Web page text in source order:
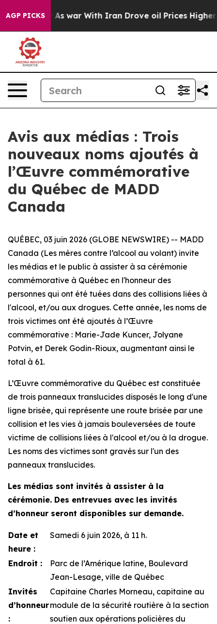
AGP PICKS
it Didn’t As war With Iran Drove oil Prices Higher,
Avis aux médias : Trois
nouveaux noms ajoutés à
l’Œuvre commémorative
du Québec de MADD
Canada
QUÉBEC, 03 juin 2026 (GLOBE NEWSWIRE) -- MADD
Canada (Les mères contre l’alcool au volant) invite
les médias et le public à assister à sa cérémonie
commémorative à Québec en l'honneur des
personnes qui ont été tuées dans des collisions liées à
l'alcool, et/ou aux drogues. Cette année, les noms de
trois victimes ont été ajoutés à l’Œuvre
commémorative : Marie-Jade Kuncer, Jolyane
Potvin, et Derek Godin-Rioux, augmentant ainsi le
total à 61.
L’Œuvre commémorative du Québec est constituée
de trois panneaux translucides disposés le long d'une
ligne brisée, qui représente une route brisée par une
collision et les vies à jamais bouleversées de toute
victime de collisions liées à l'alcool et/ou à la drogue.
Les noms des victimes sont gravés sur l'un des
panneaux translucides.
Les médias sont invités à assister à la
cérémonie. Des entrevues avec les invités
d’honneur seront disponibles sur demande.
Date et
heure :
Samedi 6 juin 2026, à 11 h.
Endroit :
Parc de l’Amérique latine, Boulevard
Jean-Lesage, ville de Québec
Invités
d’honneur
:
Capitaine Charles Morneau, capitaine au
module de la sécurité routière à la section
soutien aux opérations policières du